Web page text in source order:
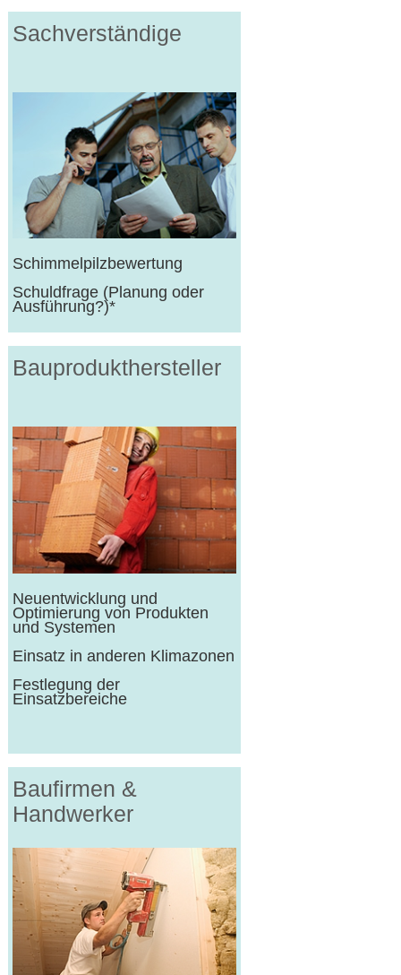
Sach­verständige
Schimmelpilzbewertung
Schuldfrage (Planung oder
Ausführung?)*
Bauprodukt­hersteller
Neuentwicklung und
Optimierung von Produkten
und Systemen
Einsatz in anderen Klimazonen
Festlegung der
Einsatzbereiche
Baufirmen &
Handwerker